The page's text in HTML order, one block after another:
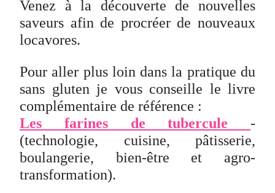
Venez à la découverte de nouvelles
saveurs afin de procréer de nouveaux
locavores.
Pour aller plus loin dans la pratique du
sans gluten je vous conseille le livre
complémentaire de référence :
Les farines de tubercule -
(technologie, cuisine, pâtisserie,
boulangerie, bien-être et agro-
transformation).